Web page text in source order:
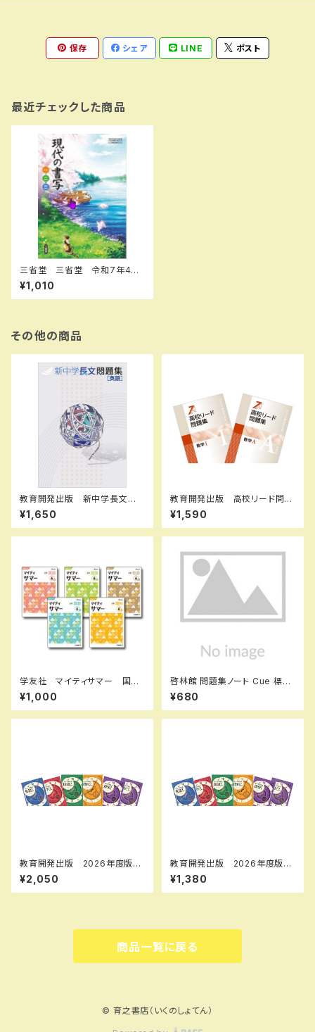
保存 シェア LINE ポスト
最近チェックした商品
三省堂 三省堂 令和7年4月
新刊 中学教科書 現代の書
写 一・二・三 ［教番：書写015-
72］ 新品 ISBN：0040065
¥1,010
その他の商品
教育開発出版 新中学長文問
題集 2026年度版 新品
¥1,650
教育開発出版 高校リード問題
集 数学 I , A 2026年度版
各科目（選択ください） 新品完
全セット
¥1,590
学友社 マイティサマー 国
語 小4 2025年度版 新品
完全セット ISBN： ISBN-1
0： SKU：004000687
¥1,000
啓林館 問題集ノート Cue 標
準〜応用編 数学Ⅰ 集合と命
題・図形と計量 新品 問題集
本体のみ 別冊解答なし ISB
¥680
教育開発出版 2026年度版
新中学問題集 数学 中1～3
標準編 各学年（選択くださ
い） 新品完全セット
¥2,050
教育開発出版 2026年度版
新中学問題集 地理・歴史 標
準編 各学年（選択ください）
新品完全セット
¥1,380
商品一覧に戻る
© 育之書店（いくのしょてん）